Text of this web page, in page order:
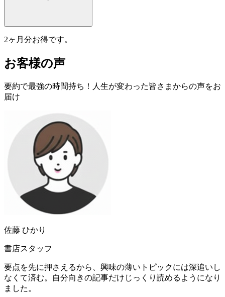
2ヶ月分お得です。
お客様の声
要約で最強の時間持ち！人生が変わった皆さまからの声をお
届け
佐藤 ひかり
書店スタッフ
要点を先に押さえるから、興味の薄いトピックには深追いし
なくて済む。自分向きの記事だけじっくり読めるようになり
ました。